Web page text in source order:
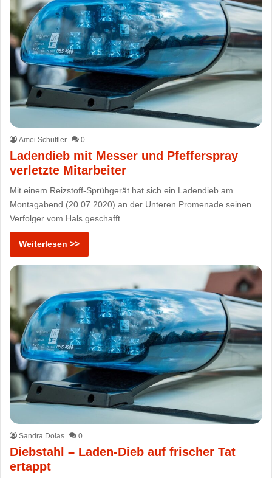
Amei Schüttler 0
Ladendieb mit Messer und Pfefferspray
verletzte Mitarbeiter
Mit einem Reizstoff-Sprühgerät hat sich ein Ladendieb am
Montagabend (20.07.2020) an der Unteren Promenade seinen
Verfolger vom Hals geschafft.
Weiterlesen >>
Sandra Dolas 0
Diebstahl – Laden-Dieb auf frischer Tat
ertappt